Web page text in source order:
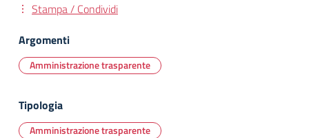
Stampa / Condividi
Argomenti
Amministrazione trasparente
Tipologia
Amministrazione trasparente